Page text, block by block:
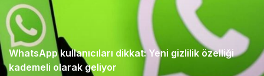
WhatsApp kullanıcıları dikkat: Yeni gizlilik özelliği
kademeli olarak geliyor